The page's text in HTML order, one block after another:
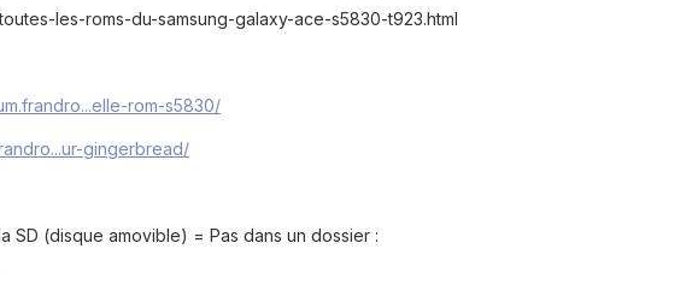
les-roms-du-samsung-galaxy-ace-s5830-t923.html
rom-s5830/
gingerbread/
SD (disque amovible) = Pas dans un dossier :